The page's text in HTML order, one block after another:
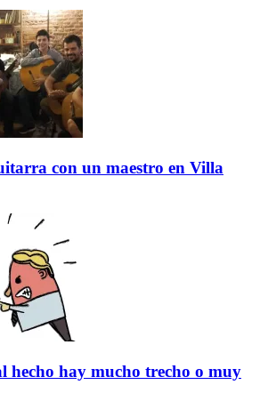
con un maestro en Villa
hecho hay mucho trecho o muy